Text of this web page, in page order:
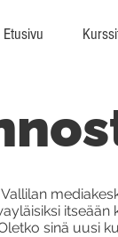
Etusivu
sinä uusi